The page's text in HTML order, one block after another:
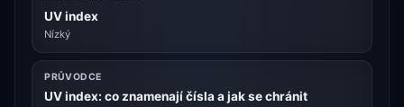
UV index
Nízký
PRŮVODCE
UV index: co znamenají čísla a jak se chránit